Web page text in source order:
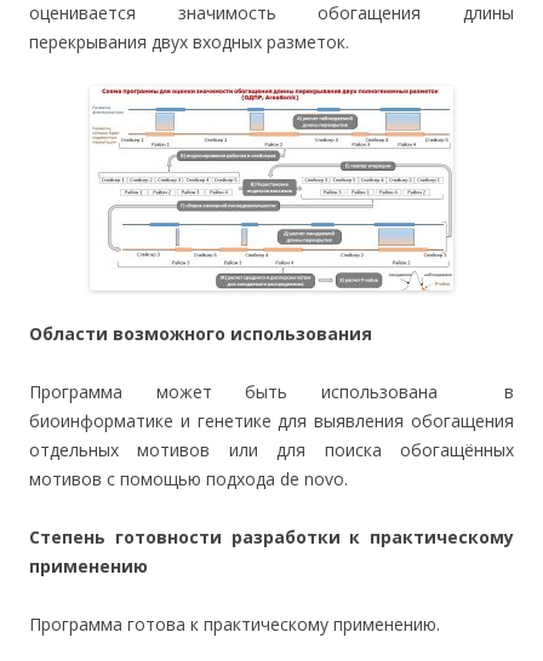
оценивается значимость обогащения длины
перекрывания двух входных разметок.
Области возможного использования
Программа может быть использована в
биоинформатике и генетике для выявления обогащения
отдельных мотивов или для поиска обогащённых
мотивов с помощью подхода de novo.
Степень готовности разработки к практическому
применению
Программа готова к практическому применению.